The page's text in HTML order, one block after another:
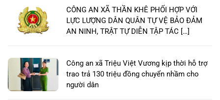
CÔNG AN XÃ THẦN KHÊ PHỐI HỢP VỚI
LỰC LƯỢNG DÂN QUÂN TỰ VỆ BẢO ĐẢM
AN NINH, TRẬT TỰ DIỄN TẬP TÁC […]
Công an xã Triệu Việt Vương kịp thời hỗ trợ
trao trả 130 triệu đồng chuyển nhầm cho
người dân